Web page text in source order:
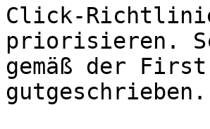
Click-
priorisieren.
gemäß der
gutgeschrieben.